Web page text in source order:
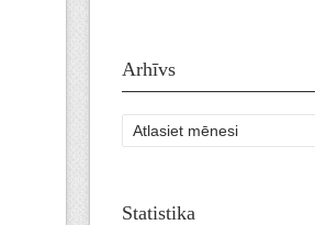
Arhīvs
Arhīvs
Statistika